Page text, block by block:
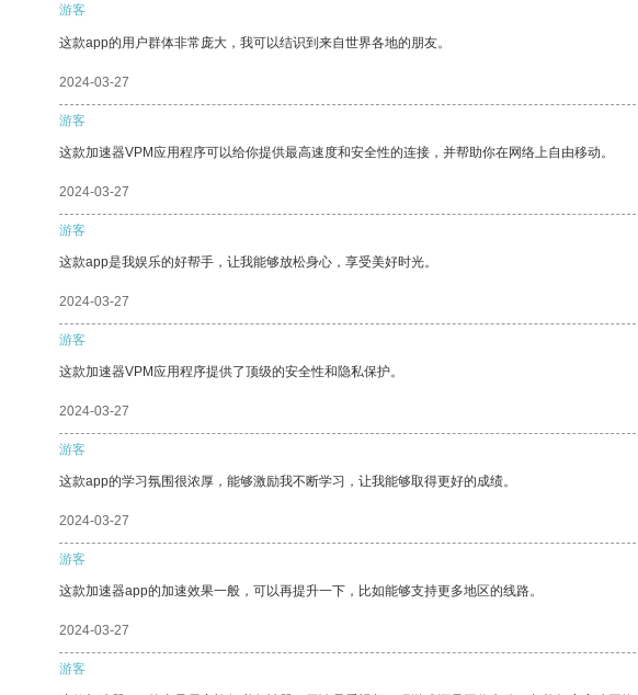
游客
这款app的用户群体非常庞大，我可以结识到来自世界各地的朋友。
2024-03-27
游客
这款加速器VPM应用程序可以给你提供最高速度和安全性的连接，并帮助你在网络上自由移动。
2024-03-27
游客
这款app是我娱乐的好帮手，让我能够放松身心，享受美好时光。
2024-03-27
游客
这款加速器VPM应用程序提供了顶级的安全性和隐私保护。
2024-03-27
游客
这款app的学习氛围很浓厚，能够激励我不断学习，让我能够取得更好的成绩。
2024-03-27
游客
这款加速器app的加速效果一般，可以再提升一下，比如能够支持更多地区的线路。
2024-03-27
游客